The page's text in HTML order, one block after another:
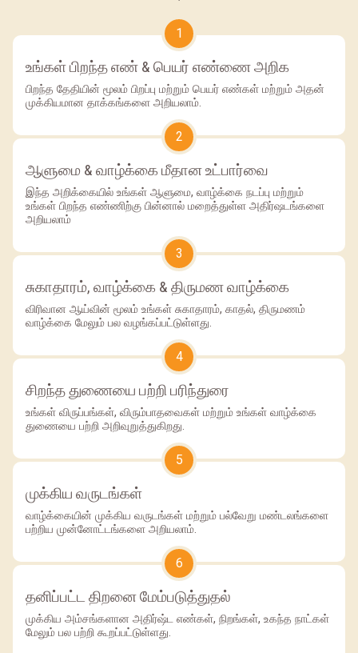
1
உங்கள் பிறந்த எண் & பெயர் எண்ணை அறிக
பிறந்த தேதியின் மூலம் பிறப்பு மற்றும் பெயர் எண்கள் மற்றும் அதன்
முக்கியமான தாக்கங்களை அறியலாம்.
2
ஆளுமை & வாழ்க்கை மீதான உட்பார்வை
இந்த அறிக்கையில் உங்கள் ஆளுமை, வாழ்க்கை நடப்பு மற்றும்
உங்கள் பிறந்த எண்ணிற்கு பின்னால் மறைத்துள்ள அதிர்ஷடங்களை
அறியலாம்
3
சுகாதாரம், வாழ்க்கை & திருமண வாழ்க்கை
விரிவான ஆய்வின் மூலம் உங்கள் சுகாதாரம், காதல், திருமணம்
வாழ்க்கை மேலும் பல வழங்கப்பட்டுள்ளது.
4
சிறந்த துணையை பற்றி பரிந்துரை
உங்கள் விருப்பங்கள், விரும்பாதவைகள் மற்றும் உங்கள் வாழ்க்கை
துணையை பற்றி அறிவுறுத்துகிறது.
5
முக்கிய வருடங்கள்
வாழ்க்கையின் முக்கிய வருடங்கள் மற்றும் பல்வேறு மண்டலங்களை
பற்றிய முன்னோட்டங்களை அறியலாம்.
6
தனிப்பட்ட திறனை மேம்படுத்துதல்
முக்கிய அம்சங்களான அதிர்ஷ்ட எண்கள், நிறங்கள், உகந்த நாட்கள்
மேலும் பல பற்றி கூறப்பட்டுள்ளது.